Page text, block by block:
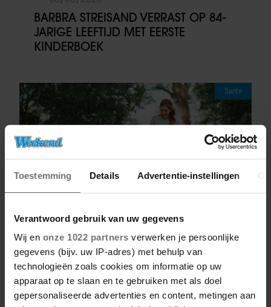
Toestemming Details Advertentie-instellingen
Verantwoord gebruik van uw gegevens
Wij en onze 1022 partners verwerken je persoonlijke
gegevens (bijv. uw IP-adres) met behulp van
technologieën zoals cookies om informatie op uw
apparaat op te slaan en te gebruiken met als doel
gepersonaliseerde advertenties en content, metingen aan
BARBRA STREISAND VERRAST OP 84-
JARIGE LEEFTIJD MET EERSTE
KINDERBOEK
Sante
05/08/2026
DÍT DOET DAGELIJKS WANDELEN MET
JE EETLUST